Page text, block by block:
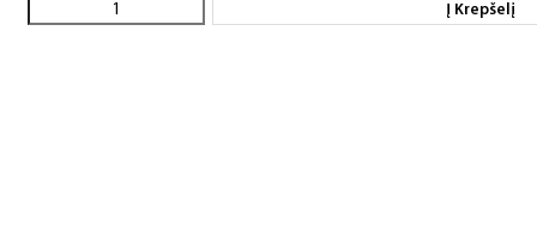
Į Krepšelį